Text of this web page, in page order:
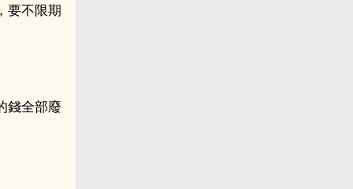
要不限期
錢全部廢